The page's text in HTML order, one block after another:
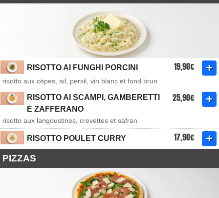
RISOTTO AI FUNGHI PORCINI 19,90€
risotto aux cèpes, ail, persil, vin blanc et fond brun
RISOTTO AI SCAMPI, GAMBERETTI
E ZAFFERANO
25,90€
risotto aux langoustines, crevettes et safran
RISOTTO POULET CURRY 17,90€
PIZZAS